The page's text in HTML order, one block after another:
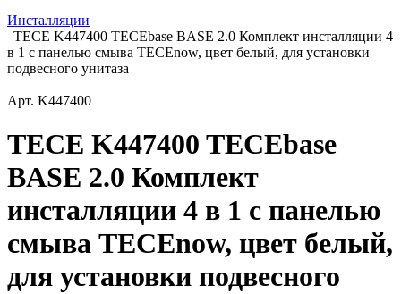
Инсталляции
TECE K447400 TECEbase BASE 2.0 Комплект инсталляции 4
в 1 с панелью смыва ТЕСЕnow, цвет белый, для установки
подвесного унитаза
Арт. K447400
TECE K447400 TECEbase
BASE 2.0 Комплект
инсталляции 4 в 1 с панелью
смыва ТЕСЕnow, цвет белый,
для установки подвесного